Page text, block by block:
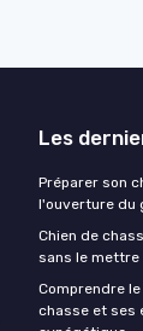
Les
Préparer son
l'ouverture du
Chien de
sans le mettre
Comprendre
chasse et ses